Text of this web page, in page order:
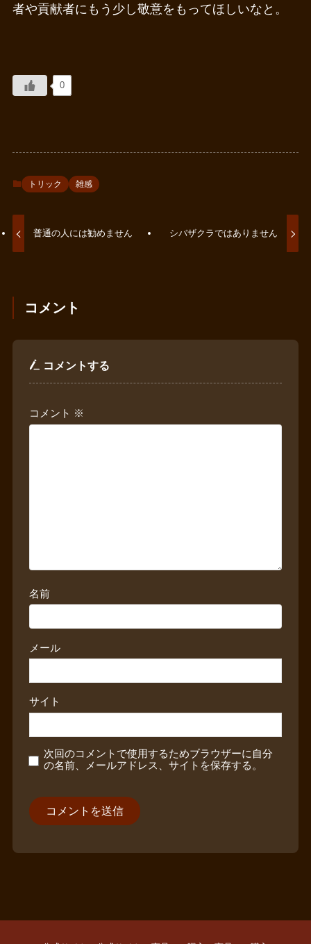
者や貢献者にもう少し敬意をもってほしいなと。
0
トリック 雑感
普通の人には勧めません シバザクラではありません
コメント
コメントする
コメント ※
名前
メール
サイト
次回のコメントで使用するためブラウザーに自分
の名前、メールアドレス、サイトを保存する。